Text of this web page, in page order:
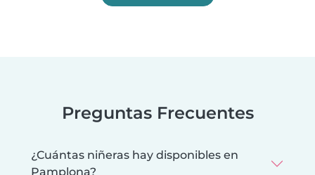
Preguntas Frecuentes
¿Cuántas niñeras hay disponibles en
Pamplona?